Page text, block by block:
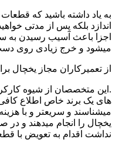
به یاد داشته باشید که
اندازد بلکه پس از مدتی
اجزا باعث آسیب رسیدن به
میشود و خرج زیادی روی
از تعمیرکاران مجاز یخچال
.این متخصصان از شیوه
های یک برند خاص اطلاع کافی
میشناسند و سریعتر و با
یخچال را انجام میدهند و در
نداشت اقدام به تعویض با